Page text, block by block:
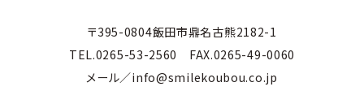
〒395-0804飯田市鼎名古熊2182-1
TEL.0265-53-2560 FAX.0265-49-0060
メール／info@smilekoubou.co.jp